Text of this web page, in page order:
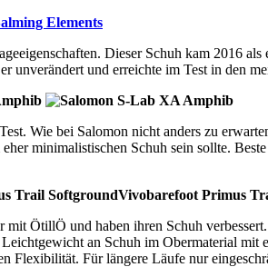
Elements
Dieser Schuh kam 2016
unverändert und erreichte im Test in den
Wie bei Salomon nicht anders zu
minimalistischen Schuh sein sollte.
Vivobarefoot Primus
mit ÖtillÖ und haben ihren Schuh
an Schuh im Obermaterial mit
Flexibilität. Für längere Läufe nur